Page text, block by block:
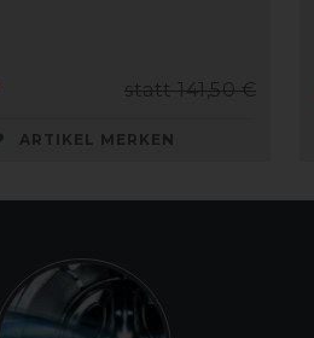
statt 141,50 €
ARTIKEL MERKEN